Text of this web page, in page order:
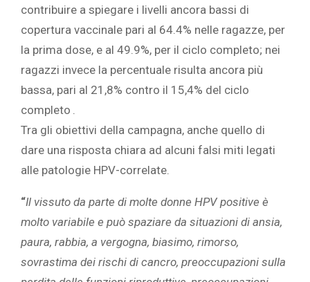
contribuire a spiegare i livelli ancora bassi di
copertura vaccinale pari al 64.4% nelle ragazze, per
la prima dose, e al 49.9%, per il ciclo completo; nei
ragazzi invece la percentuale risulta ancora più
bassa, pari al 21,8% contro il 15,4% del ciclo
completo .
Tra gli obiettivi della campagna, anche quello di
dare una risposta chiara ad alcuni falsi miti legati
alle patologie HPV-correlate.
“Il vissuto da parte di molte donne HPV positive è
molto variabile e può spaziare da situazioni di ansia,
paura, rabbia, a vergogna, biasimo, rimorso,
sovrastima dei rischi di cancro, preoccupazioni sulla